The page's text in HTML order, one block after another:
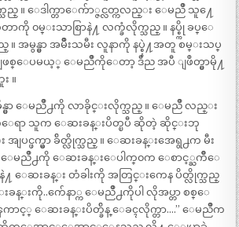
သည္ ။ ေဒါက္တာေက်ာ္ဇင္လတ္ကလည္း ေမညိဳ သူ႔ေ
၀မ္းသာစြာနဲ႔ လက္ခံလိုက္သည္ ။ နပ္စ္ကို ခပ္ေ
ည္ ။ အမွန္မွာ အမ်ိဳးသမီး လူနာကို နပ္စ္နဲ႔အတူ စမ္းသပ္
ဖစ္ေပမယ့္ ေမညိဳကိုေတာ့ ဒီည အပီ ျဖဳတ္မွာမို႔
။
ခ်ိန္မွာ ေမညိဳ႕ကို လာခိုင္းလိုက္သည္ ။ ေမညိဳ လည္း
ရာ သူက ေဆးခန္းပိတ္ၿပီ ဆိုတဲ့ ဆိုင္းဘု
ပင္ဖက္မွာ ခ်ိတ္လိုက္သည္ ။ ေဆးခန္းအေရွ႕က မီး
ေမညိဳ႕ကို ေဆးခန္းေပါက္၀က ေစာင့္ႀကိဳေ
နဲ႔ ေဆးခန္း တံခါးကို အတြင္းကေန ပိတ္လိုက္သည္
းခန္းကို..က်ေနာ္က ေမညိဳ႕ကိုပါ လိုအပ္တာ စစ္ေ
ာင့္ ေဆးခန္းပိတ္ခ်ိန္ ေခၚလိုက္တာ….” ေမညိဳက